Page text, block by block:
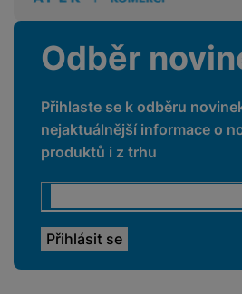
Odběr
Přihlaste se k odběru
nejaktuálnější informace o
produktů i z trhu